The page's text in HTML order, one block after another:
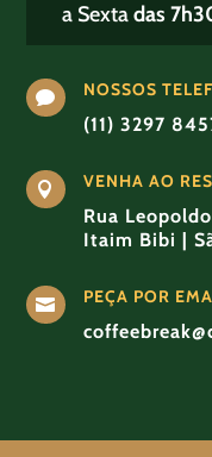
a Sextadas
 NOSSOS
(11) 3297
 VENHA AO
Rua
Itaim Bibi |
 PEÇA POR